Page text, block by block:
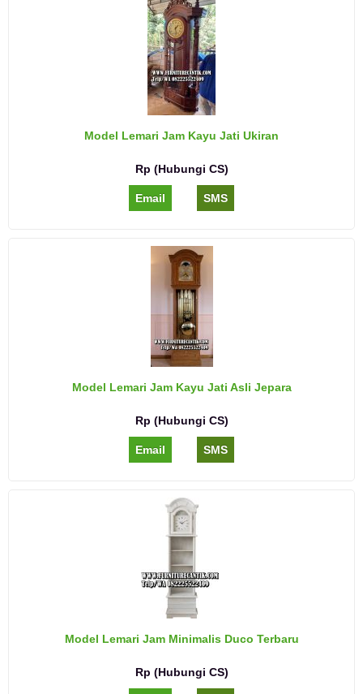
Model Lemari Jam Kayu Jati Ukiran
Rp (Hubungi CS)
Email SMS
Model Lemari Jam Kayu Jati Asli Jepara
Rp (Hubungi CS)
Email SMS
Model Lemari Jam Minimalis Duco Terbaru
Rp (Hubungi CS)